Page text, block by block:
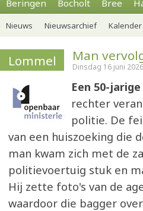
Beringen Bocholt Bree
Nieuws Nieuwsarchief Kalender
Lommel Man
Dinsdag 16 juni 2026
Een 50-
rechter
politie. De
van een huiszoeking die
man kwam zich met de
politievoertuig stuk en
Hij zette foto's van de
waardoor die bagger